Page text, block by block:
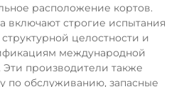
расположение кортов.
включают строгие испытания
целостности и
международной
производители также
по обслуживанию, запасные